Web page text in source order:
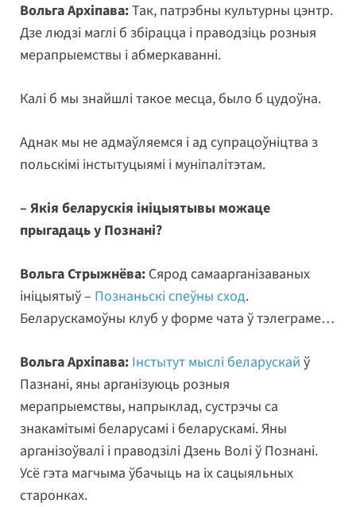
Вольга Архіпава:Так, патрэбны культурны цэнтр.
Дзе людзі маглі б збірацца і праводзіць розныя
мерапрыемствы і абмеркаванні.
Калі б мы знайшлі такое месца, было б цудоўна.
Аднак мы не адмаўляемся і ад супрацоўніцтва з
польскімі інстытуцыямі і муніпалітэтам.
– Якія беларускія ініцыятывы можаце
прыгадаць у Познані?
Вольга Стрыжнёва: Сярод самаарганізаваных
ініцыятыў – Познаньскі спеўны сход.
Беларускамоўны клуб у форме чата ў тэлеграме…
Вольга Архіпава: Інстытут мыслі беларускай ў
Пазнані, яны арганізуюць розныя
мерапрыемствы, напрыклад, сустрэчы са
знакамітымі беларусамі і беларускамі. Яны
арганізоўвалі і праводзілі Дзень Волі ў Познані.
Усё гэта магчыма ўбачыць на іх сацыяльных
старонках.